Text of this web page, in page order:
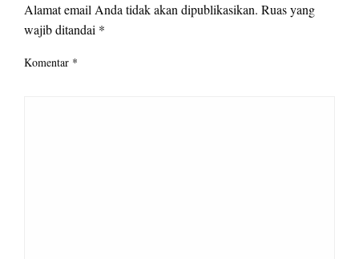
Alamat email Anda tidak akan dipublikasikan. Ruas yang
wajib ditandai *
Komentar *